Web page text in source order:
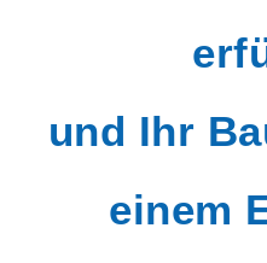
und Ihr
einem